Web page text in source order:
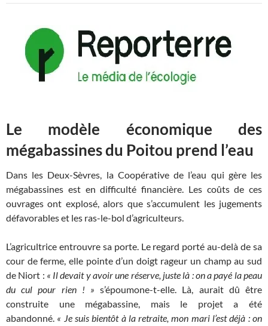
Le modèle économique des
mégabassines du Poitou prend l’eau
Dans les Deux-Sèvres, la Coopérative de l’eau qui gère les
mégabassines est en difficulté financière. Les coûts de ces
ouvrages ont explosé, alors que s’accumulent les jugements
défavorables et les ras-le-bol d’agriculteurs.
L’agricultrice entrouvre sa porte. Le regard porté au-delà de sa
cour de ferme, elle pointe d’un doigt rageur un champ au sud
de Niort : « Il devait y avoir une réserve, juste là : on a payé la peau
du cul pour rien ! » s’époumone-t-elle. Là, aurait dû être
construite une mégabassine, mais le projet a été
abandonné. « Je suis bientôt à la retraite, mon mari l’est déjà : on